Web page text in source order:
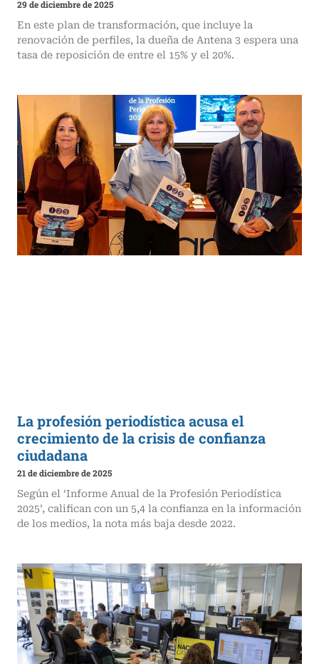
29 de diciembre de 2025
En este plan de transformación, que incluye la
renovación de perfiles, la dueña de Antena 3 espera una
tasa de reposición de entre el 15% y el 20%.
La profesión periodística acusa el
crecimiento de la crisis de confianza
ciudadana
21 de diciembre de 2025
Según el ‘Informe Anual de la Profesión Periodística
2025’, califican con un 5,4 la confianza en la información
de los medios, la nota más baja desde 2022.